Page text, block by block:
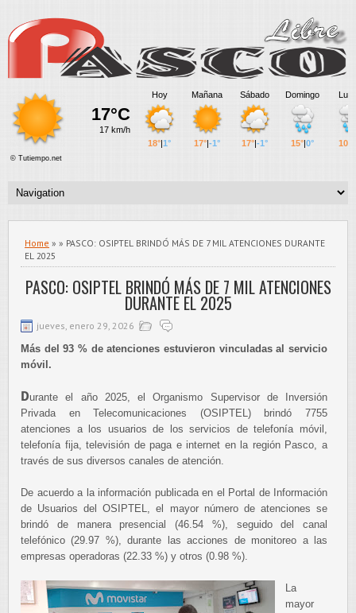
Home » » PASCO: OSIPTEL BRINDÓ MÁS DE 7 MIL ATENCIONES DURANTE
EL 2025
PASCO: OSIPTEL BRINDÓ MÁS DE 7 MIL ATENCIONES
DURANTE EL 2025
jueves, enero 29, 2026
Más del 93 % de atenciones estuvieron vinculadas al servicio
móvil.
Durante el año 2025, el Organismo Supervisor de Inversión
Privada en Telecomunicaciones (OSIPTEL) brindó 7755
atenciones a los usuarios de los servicios de telefonía móvil,
telefonía fija, televisión de paga e internet en la región Pasco, a
través de sus diversos canales de atención.
De acuerdo a la información publicada en el Portal de Información
de Usuarios del OSIPTEL, el mayor número de atenciones se
brindó de manera presencial (46.54 %), seguido del canal
telefónico (29.97 %), durante las acciones de monitoreo a las
empresas operadoras (22.33 %) y otros (0.98 %).
La
mayor